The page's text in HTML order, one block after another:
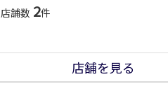
店舗数 2件
店舗を見る